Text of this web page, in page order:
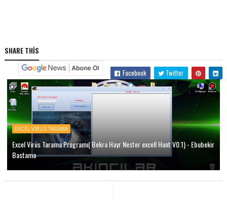
SHARE THIS
Facebook Twitter
EXCEL VIRÜS TARAMA
Excel Virüs Tarama Programı( Bekra Hayr Nester excell Hunt V0.1) - Ebubekir
Bastama